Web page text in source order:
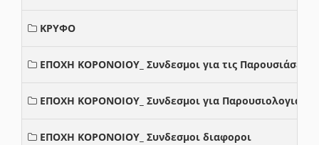
ΚΡΥΦΟ
ΕΠΟΧΗ ΚΟΡΟΝΟΙΟΥ_ Συνδεσμοι για τις Παρουσιάσεις
ΕΠΟΧΗ ΚΟΡΟΝΟΙΟΥ_ Συνδεσμοι για Παρουσιολογια
ΕΠΟΧΗ ΚΟΡΟΝΟΙΟΥ_ Συνδεσμοι διαφοροι